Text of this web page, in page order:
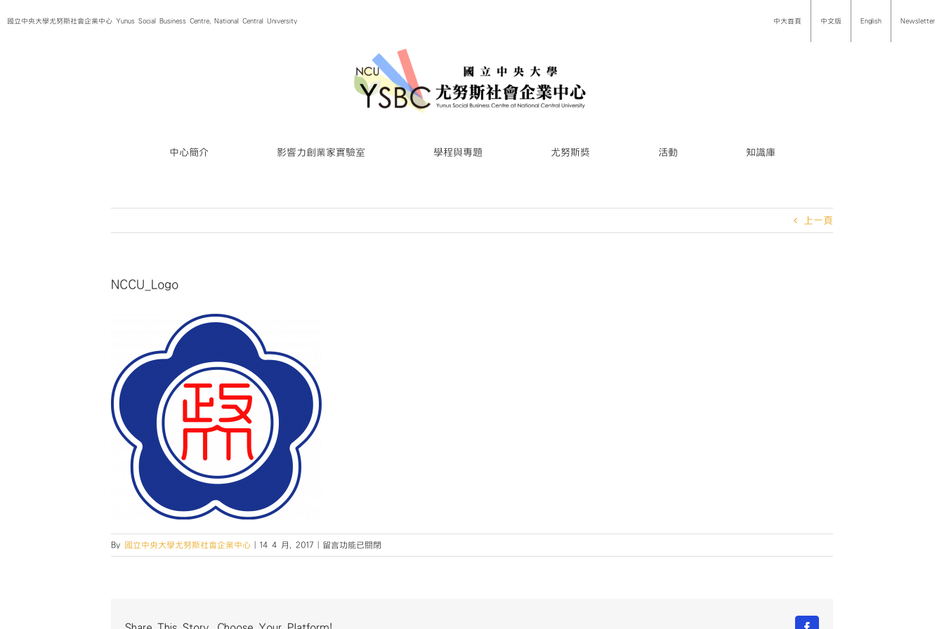
to國立中央大學尤努斯社會企業中心 Yunus Social Business Centre, National Central University 中大首頁 中文版 English Newsletter
中心簡介 影響力創業家實驗室 學程與專題 尤努斯獎 活動 知識庫
上一頁
NCCU_Logo
By 國立中央大學尤努斯社會企業中心 14 4 月, 2017
在
〈NCCU_Logo〉
留言功能已關閉